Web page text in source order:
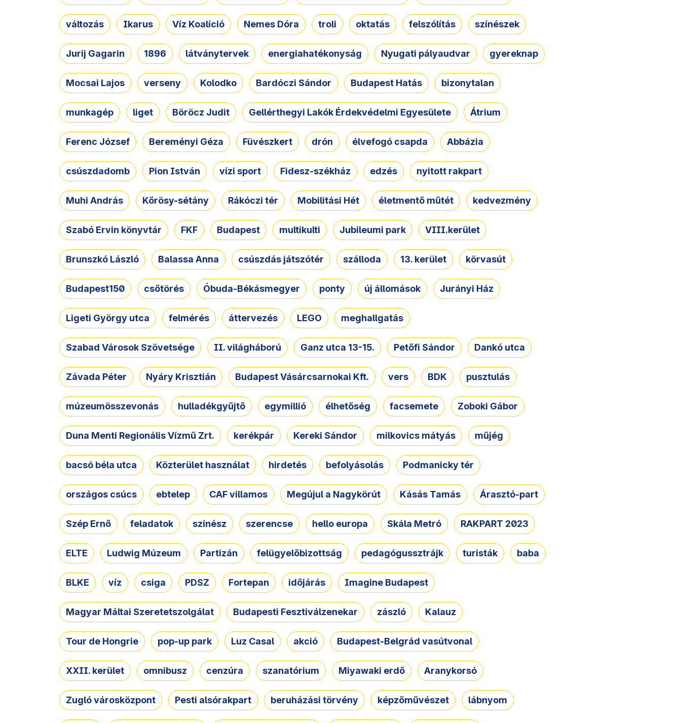
változás Ikarus Víz Koalíció Nemes Dóra troli oktatás felszólítás színészek
Jurij Gagarin 1896 látványtervek energiahatékonyság Nyugati pályaudvar gyereknap
Mocsai Lajos verseny Kolodko Bardóczi Sándor Budapest Hatás bizonytalan
munkagép liget Böröcz Judit Gellérthegyi Lakók Érdekvédelmi Egyesülete Átrium
Ferenc József Bereményi Géza Füvészkert drón élvefogó csapda Abbázia
csúszdadomb Pion István vízi sport Fidesz-székház edzés nyitott rakpart
Muhi András Kőrösy-sétány Rákóczi tér Mobilitási Hét életmentő műtét kedvezmény
Szabó Ervin könyvtár FKF Budapest multikulti Jubileumi park VIII.kerület
Brunszkó László Balassa Anna csúszdás játszótér szálloda 13. kerület körvasút
Budapest150 csőtörés Óbuda-Békásmegyer ponty új állomások Jurányi Ház
Ligeti György utca felmérés áttervezés LEGO meghallgatás
Szabad Városok Szövetsége II. világháború Ganz utca 13-15. Petőfi Sándor Dankó utca
Závada Péter Nyáry Krisztián Budapest Vásárcsarnokai Kft. vers BDK pusztulás
múzeumösszevonás hulladékgyűjtő egymillió élhetőség facsemete Zoboki Gábor
Duna Menti Regionális Vízmű Zrt. kerékpár Kereki Sándor milkovics mátyás műjég
bacsó béla utca Közterület használat hirdetés befolyásolás Podmanicky tér
országos csúcs ebtelep CAF villamos Megújul a Nagykörút Kásás Tamás Árasztó-part
Szép Ernő feladatok színész szerencse hello europa Skála Metró RAKPART 2023
ELTE Ludwig Múzeum Partizán felügyelőbizottság pedagógussztrájk turisták baba
BLKE víz csiga PDSZ Fortepan időjárás Imagine Budapest
Magyar Máltai Szeretetszolgálat Budapesti Fesztiválzenekar zászló Kalauz
Tour de Hongrie pop-up park Luz Casal akció Budapest-Belgrád vasútvonal
XXII. kerület omnibusz cenzúra szanatórium Miyawaki erdő Aranykorsó
Zugló városközpont Pesti alsórakpart beruházási törvény képzőművészet lábnyom